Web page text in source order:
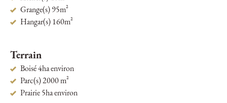
Grange(s) 95m²
Hangar(s) 160m²
Terrain
Boisé 4ha environ
Parc(s) 2000 m²
Prairie 5ha environ